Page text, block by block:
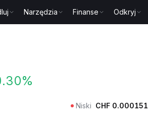
Narzędzia Finanse Odkryj
Niski CHF 0.000151